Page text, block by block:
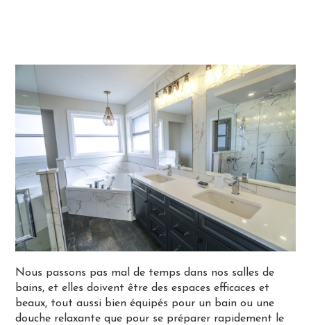
Nous passons pas mal de temps dans nos salles de
bains, et elles doivent être des espaces efficaces et
beaux, tout aussi bien équipés pour un bain ou une
douche relaxante que pour se préparer rapidement le